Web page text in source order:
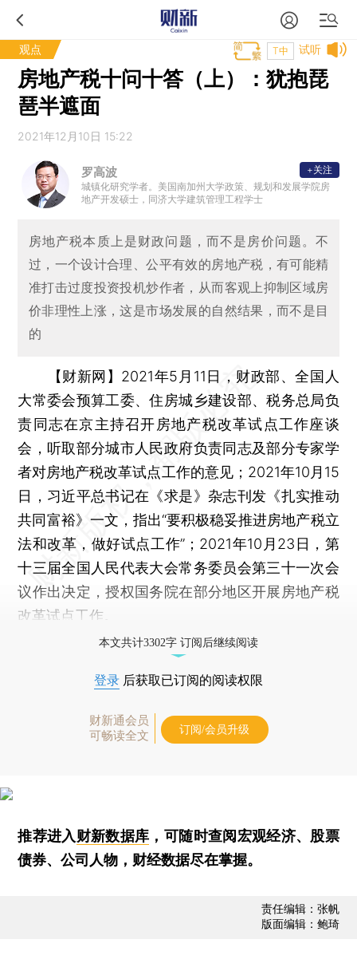
观点 试听
T中
房地产税十问十答（上）：犹抱琵
琶半遮面
2021年12月10日 15:22
罗高波
城镇化研究学者。美国南加州大学政策、规划和发展学院房
地产开发硕士，同济大学建筑管理工程学士
+关注
房地产税本质上是财政问题，而不是房价问题。不
过，一个设计合理、公平有效的房地产税，有可能精
准打击过度投资投机炒作者，从而客观上抑制区域房
价非理性上涨，这是市场发展的自然结果，而不是目
的
【财新网】 2021年5月11日，财政部、全国人
大常委会预算工委、住房城乡建设部、税务总局负
责同志在京主持召开房地产税改革试点工作座谈
会，听取部分城市人民政府负责同志及部分专家学
者对房地产税改革试点工作的意见；2021年10月15
日，习近平总书记在《求是》杂志刊发《扎实推动
共同富裕》一文，指出“要积极稳妥推进房地产税立
法和改革，做好试点工作”；2021年10月23日，第
十三届全国人民代表大会常务委员会第三十一次会
议作出决定，授权国务院在部分地区开展房地产税
改革试点工作。
本文共计3302字 订阅后继续阅读
登录 后获取已订阅的阅读权限
财新通会员
可畅读全文
订阅/会员升级
推荐进入财新数据库 ，可随时查阅宏观经济、股票
债券、公司人物，财经数据尽在掌握。
责任编辑：张帆
版面编辑：鲍琦